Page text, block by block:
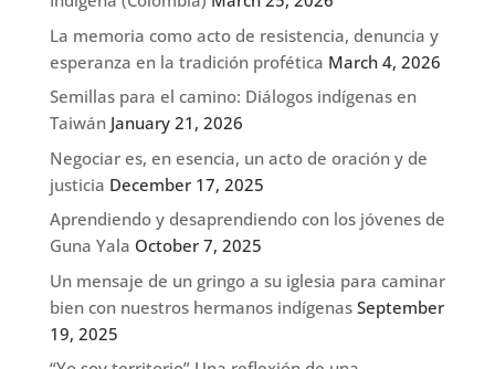
La memoria como acto de resistencia, denuncia y
esperanza en la tradición profética March 4, 2026
Semillas para el camino: Diálogos indígenas en
Taiwán January 21, 2026
Negociar es, en esencia, un acto de oración y de
justicia December 17, 2025
Aprendiendo y desaprendiendo con los jóvenes de
Guna Yala October 7, 2025
Un mensaje de un gringo a su iglesia para caminar
bien con nuestros hermanos indígenas September
19, 2025